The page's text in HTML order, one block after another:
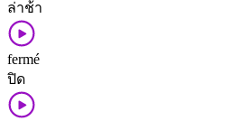
ล่าช้า
fermé
ปิด